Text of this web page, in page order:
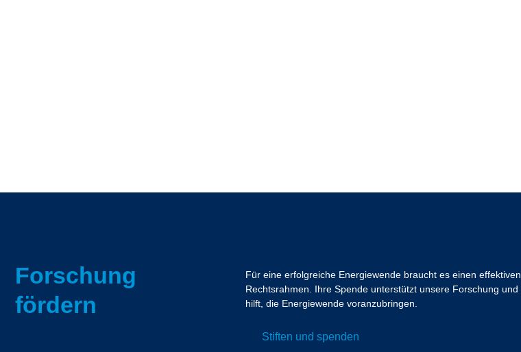
Forschung
fördern
Für eine erfolgreiche Energiewende braucht es einen effektiven
Rechtsrahmen. Ihre Spende unterstützt unsere Forschung und
hilft, die Energiewende voranzubringen.
Stiften und spenden